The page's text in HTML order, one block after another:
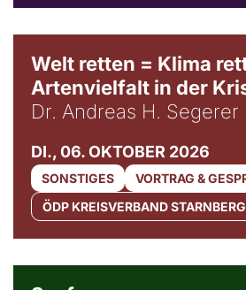
Welt retten = Klima
Artenvielfalt in der
Dr. Andreas H. Segerer
DI., 06. OKTOBER 2026
SONSTIGES
VORTRAG &
ÖDP KREISVERBAND STARNBERG